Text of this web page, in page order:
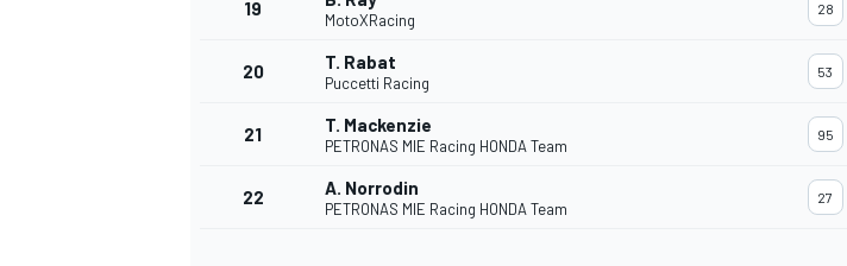
19
MotoXRacing
28
20 T. Rabat
Puccetti Racing
53
21 T. Mackenzie
PETRONAS MIE Racing HONDA Team
95
22 A. Norrodin
PETRONAS MIE Racing HONDA Team
27